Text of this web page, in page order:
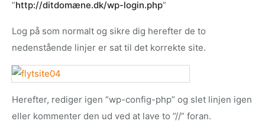
”http://ditdomæne.dk/wp-login.php”
Log på som normalt og sikre dig herefter de to
nedenstående linjer er sat til det korrekte site.
Herefter, rediger igen ”wp-config-php” og slet linjen igen
eller kommenter den ud ved at lave to ”//” foran.